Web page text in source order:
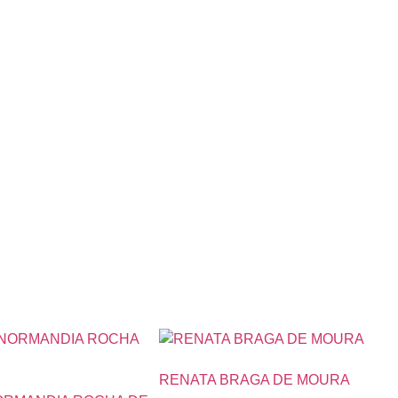
RENATA BRAGA DE MOURA